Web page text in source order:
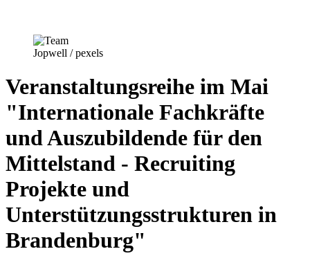
Jopwell / pexels
Veranstaltungsreihe im Mai
"Internationale Fachkräfte
und Auszubildende für den
Mittelstand - Recruiting
Projekte und
Unterstützungsstrukturen in
Brandenburg"